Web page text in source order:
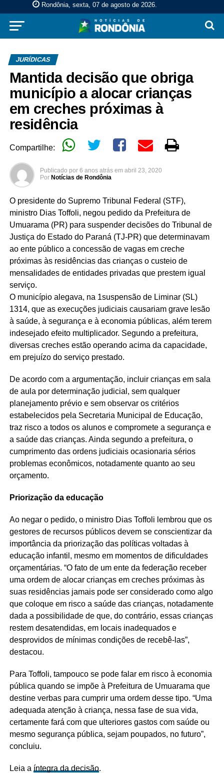
Rondônia, sexta, 07 de agosto de 2026.
JURÍDICAS
Mantida decisão que obriga
município a alocar crianças
em creches próximas à
residência
Compartilhe:
Publicado por 6 anos atrás em abril 23, 2020
Por Notícias de Rondônia
O presidente do Supremo Tribunal Federal (STF),
ministro Dias Toffoli, negou pedido da Prefeitura de
Umuarama (PR) para suspender decisões do Tribunal de
Justiça do Estado do Paraná (TJ-PR) que determinavam
ao ente público a concessão de vagas em creche
próximas às residências das crianças o custeio de
mensalidades de entidades privadas que prestem igual
serviço.
O município alegava, na 1suspensão de Liminar (SL)
1314, que as execuções judiciais causariam grave lesão
à saúde, à segurança e à economia públicas, além terem
indesejado efeito multiplicador. Segundo a prefeitura,
diversas creches estão operando acima da capacidade,
em prejuízo do serviço prestado.
De acordo com a argumentação, incluir crianças em sala
de aula por determinação judicial, sem qualquer
planejamento prévio e sem observar os critérios
estabelecidos pela Secretaria Municipal de Educação,
traz risco a todos os alunos e compromete a segurança e
a saúde das crianças. Ainda segundo a prefeitura, o
cumprimento das ordens judiciais ocasionaria sérios
problemas econômicos, notadamente quanto ao seu
orçamento.
Priorização da educação
Ao negar o pedido, o ministro Dias Toffoli lembrou que os
gestores de recursos públicos devem se conscientizar da
importância da priorização das políticas voltadas à
educação infantil, mesmo em momentos de dificuldades
orçamentárias. “O fato de um ente da federação receber
uma ordem de alocar crianças em creches próximas às
suas residências jamais pode ser considerado como algo
que coloque em risco a saúde das crianças, notadamente
dada a possibilidade de que, do contrário, essas crianças
restem desatendidas, em locais inadequados e
desprovidos de mínimas condições de recebê-las”,
destacou.
Para Toffoli, tampouco se pode falar em risco à economia
pública quando se impõe à Prefeitura de Umuarama que
destine verbas para cumprir uma ordem desse tipo. “Uma
adequada atenção à criança, nessa fase de sua vida,
certamente fará com que ulteriores gastos com saúde ou
mesmo segurança pública, sejam poupados, no futuro”,
concluiu.
Leia a íntegra da decisão.